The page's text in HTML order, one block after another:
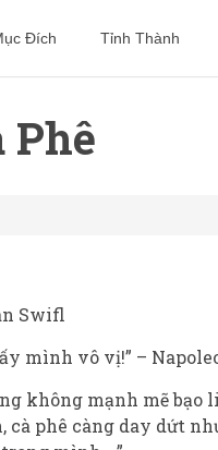
Đích Tỉnh Thành
Phê
Swifl
mình vô vị!” –
không mạnh mẽ
phê càng day dứt